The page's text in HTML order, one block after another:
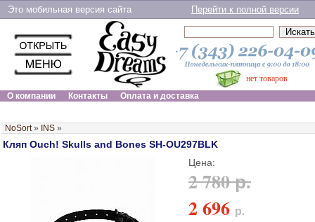
Это мобильная версия сайта Перейти к полной версии
нет товаров
О компании
Контакты Оплата и доставка
NoSort» INS »
Кляп Ouch! Skulls and Bones SH-OU297BLK
Цена:
2 780 р.
2 696 р.